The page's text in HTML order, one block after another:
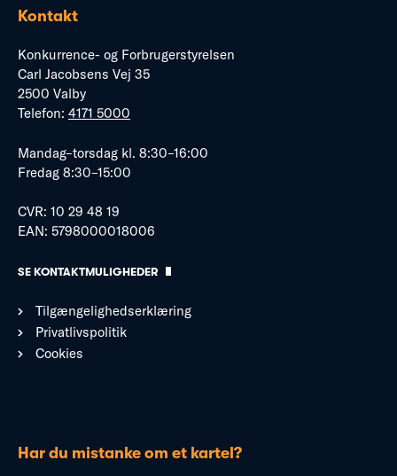
Kontakt
Konkurrence- og Forbrugerstyrelsen
Carl Jacobsens Vej 35
2500 Valby
Telefon: 4171 5000
Mandag–torsdag kl. 8:30–16:00
Fredag 8:30–15:00
CVR: 10 29 48 19
EAN: 5798000018006
SE KONTAKTMULIGHEDER
Tilgængelighedserklæring
Privatlivspolitik
Cookies
Har du mistanke om et kartel?